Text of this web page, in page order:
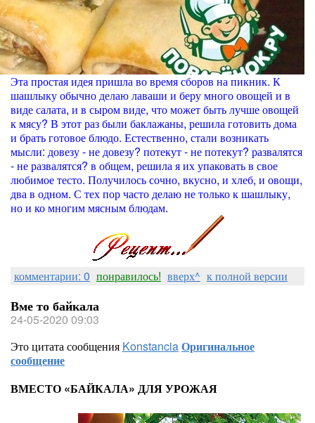
Эта простая идея пришла во время сборов на пикник. К
шашлыку обычно делаю лаваши и беру много овощей и в
виде салата, и в сыром виде, что может быть лучше овощей
к мясу? В этот раз были баклажаны, решила готовить дома
и брать готовое блюдо. Естественно, стали возникать
мысли: довезу - не довезу? потекут - не потекут? развалятся
- не развалятся? в общем, решила я их упаковать в свое
любимое тесто. Получилось сочно, вкусно, и хлеб, и овощи,
два в одном. С тех пор часто делаю не только к шашлыку,
но и ко многим мясным блюдам.
комментарии: 0 понравилось! вверх^ к полной версии
Вме то байкала
24-05-2020 09:03
Это цитата сообщения KonstanciaОригинальное
сообщение
ВМЕСТО «БАЙКАЛА» ДЛЯ УРОЖАЯ